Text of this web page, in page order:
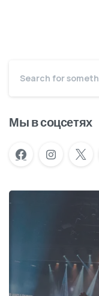
Мы в соцсетях